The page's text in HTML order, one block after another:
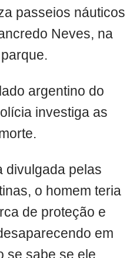
passeios náuticos
Neves, na
argentino do
investiga as
divulgada pelas
o homem teria
de proteção e
em
se sabe se ele